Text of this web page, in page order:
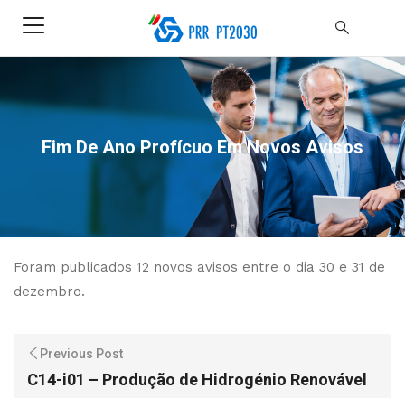
Fim De Ano Profícuo Em Novos Avisos
Foram publicados 12 novos avisos entre o dia 30 e 31 de
dezembro.
Previous Post
C14-i01 – Produção de Hidrogénio Renovável